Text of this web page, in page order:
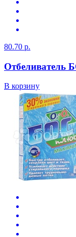
80.70 р.
Отбеливатель
В корзину